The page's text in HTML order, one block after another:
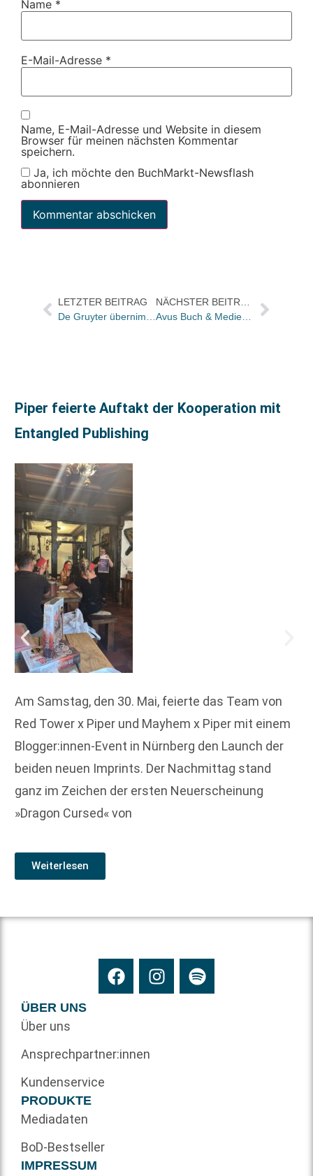
Name *
E-Mail-Adresse *
Name, E-Mail-Adresse und Website in diesem
Browser für meinen nächsten Kommentar
speichern.
Ja, ich möchte den BuchMarkt-Newsflash
abonnieren
LETZTER BEITRAG
Piper feierte Auftakt der Kooperation mit
Entangled Publishing
Am Samstag, den 30. Mai, feierte das Team von
Red Tower x Piper und Mayhem x Piper mit einem
Blogger:innen-Event in Nürnberg den Launch der
beiden neuen Imprints. Der Nachmittag stand
ganz im Zeichen der ersten Neuerscheinung
»Dragon Cursed« von
Weiterlesen
ÜBER UNS
Über uns
Ansprechpartner:innen
Kundenservice
PRODUKTE
Mediadaten
BoD-Bestseller
IMPRESSUM